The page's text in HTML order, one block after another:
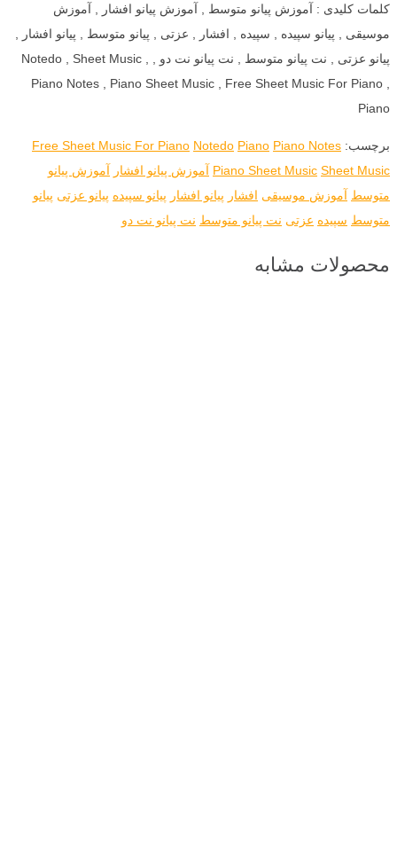
کلمات کلیدی : آموزش پیانو متوسط , آموزش پیانو افشار , آموزش
موسیقی , پیانو سپیده , سپیده , افشار , عزتی , پیانو متوسط , پیانو افشار ,
پیانو عزتی , نت پیانو متوسط , نت پیانو نت دو , Notedo , Sheet Music ,
Piano Notes , Piano Sheet Music , Free Sheet Music For Piano ,
Piano
برچسب: Free Sheet Music For Piano Notedo Piano Piano Notes
Piano Sheet Music Sheet Music آموزش پیانو افشار آموزش پیانو
متوسط آموزش موسیقی افشار پیانو افشار پیانو سپیده پیانو عزتی پیانو
متوسط سپیده عزتی نت پیانو متوسط نت پیانو نت دو
محصولات مشابه